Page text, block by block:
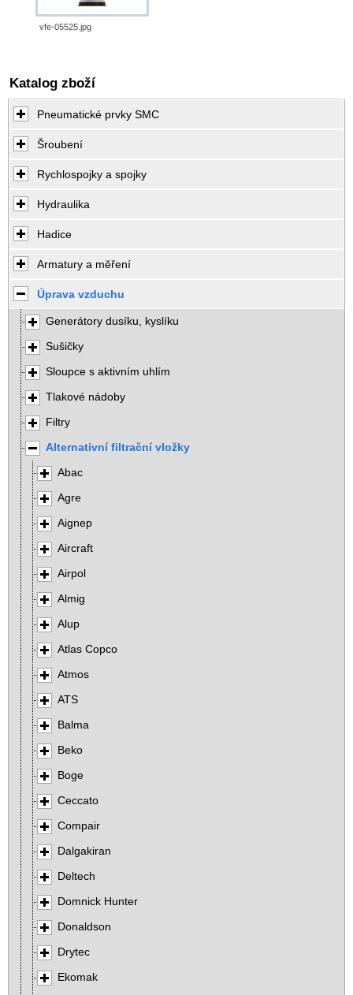
vfe-05525.jpg
Katalog zboží
Pneumatické prvky SMC
Šroubení
Rychlospojky a spojky
Hydraulika
Hadice
Armatury a měření
Úprava vzduchu
Generátory dusíku, kyslíku
Sušičky
Sloupce s aktivním uhlím
Tlakové nádoby
Filtry
Alternativní filtrační vložky
Abac
Agre
Aignep
Aircraft
Airpol
Almig
Alup
Atlas Copco
Atmos
ATS
Balma
Beko
Boge
Ceccato
Compair
Dalgakiran
Deltech
Domnick Hunter
Donaldson
Drytec
Ekomak